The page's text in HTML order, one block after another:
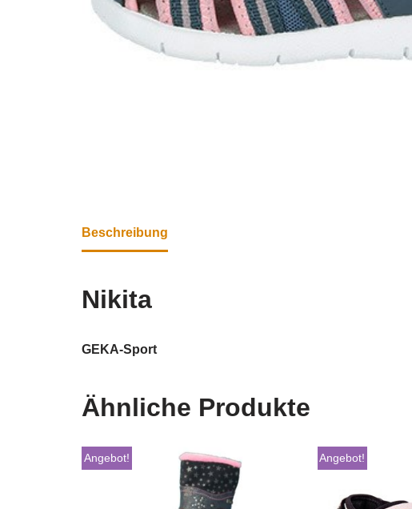
Beschreibung
Nikita
GEKA-Sport
Ähnliche Produkte
Angebot! Angebot!